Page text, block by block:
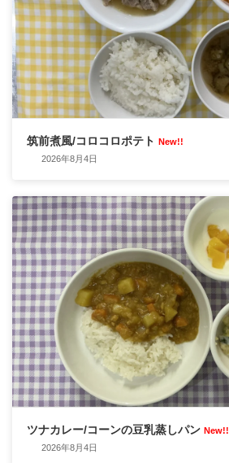
筑前煮風/コロコロポテト New!!
2026年8月4日
ツナカレー/コーンの豆乳蒸しパン New!!
2026年8月4日